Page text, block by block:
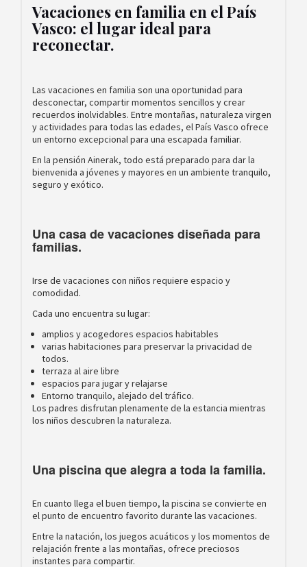
Vacaciones en familia en el País
Vasco: el lugar ideal para
reconectar.
Las vacaciones en familia son una oportunidad para
desconectar, compartir momentos sencillos y crear
recuerdos inolvidables. Entre montañas, naturaleza virgen
y actividades para todas las edades, el País Vasco ofrece
un entorno excepcional para una escapada familiar.
En la pensión Ainerak, todo está preparado para dar la
bienvenida a jóvenes y mayores en un ambiente tranquilo,
seguro y exótico.
Una casa de vacaciones diseñada para
familias.
Irse de vacaciones con niños requiere espacio y
comodidad.
Cada uno encuentra su lugar:
amplios y acogedores espacios habitables
varias habitaciones para preservar la privacidad de
todos.
terraza al aire libre
espacios para jugar y relajarse
Entorno tranquilo, alejado del tráfico.
Los padres disfrutan plenamente de la estancia mientras
los niños descubren la naturaleza.
Una piscina que alegra a toda la familia.
En cuanto llega el buen tiempo, la piscina se convierte en
el punto de encuentro favorito durante las vacaciones.
Entre la natación, los juegos acuáticos y los momentos de
relajación frente a las montañas, ofrece preciosos
instantes para compartir.